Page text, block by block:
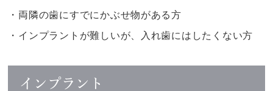
・両隣の歯にすでにかぶせ物がある方
・インプラントが難しいが、入れ歯にはしたくない方
インプラント